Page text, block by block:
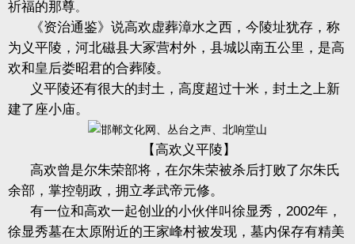
祈福的那尊。
《资治通鉴》说高欢虚葬漳水之西，今陵址犹存，称
为义平陵，河北磁县大冢营村外，县城以南五公里，是高
欢和皇后娄昭君的合葬陵。
义平陵还有很大的封土，高度超过十米，封土之上新
建了座小庙。
【高欢义平陵】
高欢曾是尔朱荣部将，在尔朱荣被杀后打败了尔朱氏
余部，掌控朝政，拥立孝武帝元修。
有一位和高欢一起创业的小伙伴叫徐显秀， 2002年，
徐显秀墓在太原附近的王家峰村被发现，墓内保存有精美